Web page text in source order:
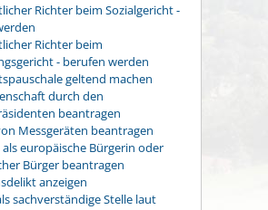
Richter beim Sozialgericht -
Richter beim
- berufen werden
geltend machen
durch den
beantragen
Messgeräten beantragen
europäische Bürgerin oder
Bürger beantragen
anzeigen
sachverständige Stelle laut